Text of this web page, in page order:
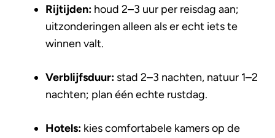
Rijtijden: houd 2–3 uur per reisdag aan;
uitzonderingen alleen als er echt iets te
winnen valt.
Verblijfsduur: stad 2–3 nachten, natuur 1–2
nachten; plan één echte rustdag.
Hotels: kies comfortabele kamers op de